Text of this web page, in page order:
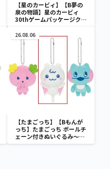
【星のカービィ】【B夢の
泉の物語】星のカービィ
30thゲームパッケージクッ
26.08.06
【たまごっち】【Bもんが
っち】たまごっち ボールチ
ェーン付きぬいぐるみ～
Tamagotchi Paradise～